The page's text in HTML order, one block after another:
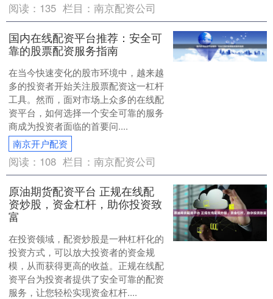
阅读： 135 栏目：南京配资公司
国内在线配资平台推荐：安全可
靠的股票配资服务指南
在当今快速变化的股市环境中，越来越
多的投资者开始关注股票配资这一杠杆
工具。然而，面对市场上众多的在线配
资平台，如何选择一个安全可靠的服务
商成为投资者面临的首要问....
南京开户配资
阅读： 108 栏目：南京配资公司
原油期货配资平台 正规在线配
资炒股，资金杠杆，助你投资致
富
在投资领域，配资炒股是一种杠杆化的
投资方式，可以放大投资者的资金规
模，从而获得更高的收益。正规在线配
资平台为投资者提供了安全可靠的配资
服务，让您轻松实现资金杠杆....